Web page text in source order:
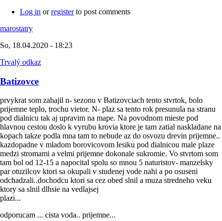
Log in orregisterto post comments
marostatry
So, 18.04.2020 - 18:23
Trvalý odkaz
Batizovce
prvykrat som zahajil n- sezonu v Batizovciach tento stvrtok, bolo
prijemne teplo, trochu vietor. N- plaz sa tento rok presunula na stranu
pod dialnicu tak aj upravim na mape. Na povodnom mieste pod
hlavnou cestou doslo k vyrubu krovia ktore je tam zatial naskladane na
kopach takze podla mna tam to nebude az do osvozu drevin prijemne..
kazdopadne v mladom borovicovom lesiku pod dialnicou male plaze
medzi stromami a velmi prijemne dokonale sukromie. Vo stvrtom som
tam bol od 12-15 a napocital spolu so mnou 5 naturistov- manzelsky
par otuzilcov ktori sa okupali v studenej vode nahi a po osuseni
odchadzali..dochodcu ktori sa cez obed slnil a muza stredneho veku
ktory sa slnil dlhsie na vedlajsej
plazi...
odporucam ... cista voda.. prijemne...